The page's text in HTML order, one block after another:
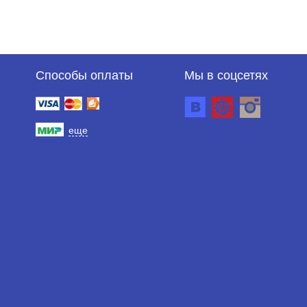
Способы оплаты
еще
Мы в соцсетях